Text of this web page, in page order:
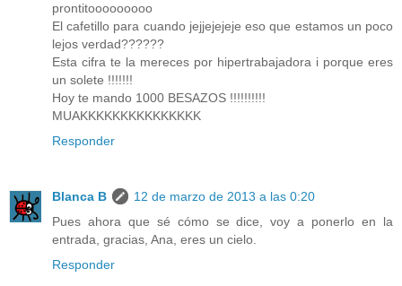
prontitooooooooo
El cafetillo para cuando jejjejejeje eso que estamos un poco
lejos verdad??????
Esta cifra te la mereces por hipertrabajadora i porque eres
un solete !!!!!!!
Hoy te mando 1000 BESAZOS !!!!!!!!!!
MUAKKKKKKKKKKKKKKK
Responder
Blanca B
12 de marzo de 2013 a las 0:20
Pues ahora que sé cómo se dice, voy a ponerlo en la
entrada, gracias, Ana, eres un cielo.
Responder